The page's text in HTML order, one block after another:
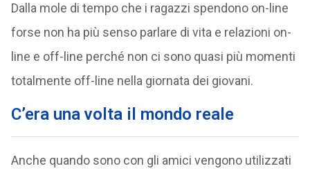
Dalla mole di tempo che i ragazzi spendono on-line
forse non ha più senso parlare di vita e relazioni on-
line e off-line perché non ci sono quasi più momenti
totalmente off-line nella giornata dei giovani.
C’era una volta il mondo reale
Anche quando sono con gli amici vengono utilizzati